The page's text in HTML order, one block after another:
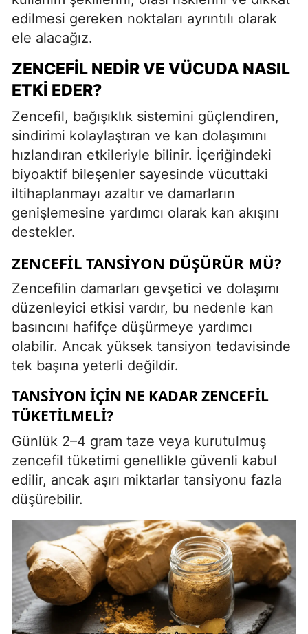
edilmesi gereken noktaları ayrıntılı olarak
ele alacağız.
ZENCEFIL NEDIR VE VÜCUDA NASIL
ETKI EDER?
Zencefil, bağışıklık sistemini güçlendiren,
sindirimi kolaylaştıran ve kan dolaşımını
hızlandıran etkileriyle bilinir. İçeriğindeki
biyoaktif bileşenler sayesinde vücuttaki
iltihaplanmayı azaltır ve damarların
genişlemesine yardımcı olarak kan akışını
destekler.
ZENCEFIL TANSIYON DÜŞÜRÜR MÜ?
Zencefilin damarları gevşetici ve dolaşımı
düzenleyici etkisi vardır, bu nedenle kan
basıncını hafifçe düşürmeye yardımcı
olabilir. Ancak yüksek tansiyon tedavisinde
tek başına yeterli değildir.
TANSIYON İÇIN NE KADAR ZENCEFIL
TÜKETILMELI?
Günlük 2–4 gram taze veya kurutulmuş
zencefil tüketimi genellikle güvenli kabul
edilir, ancak aşırı miktarlar tansiyonu fazla
düşürebilir.